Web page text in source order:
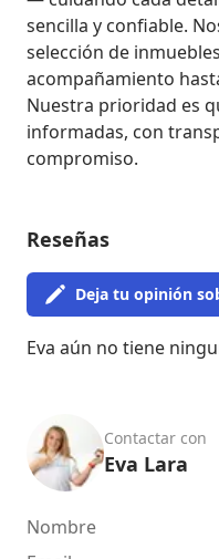
sencilla y confiable.
selección de
acompañamiento
Nuestra prioridad es
informadas, con
compromiso.
Reseñas
Deja tu opinión
Eva aún no tiene
Contactar con
Eva Lara